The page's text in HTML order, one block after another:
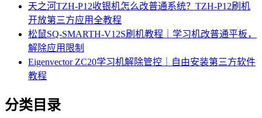
天之河TZH-P12收银机怎么改普通系统？TZH-P12刷机
开放第三方应用全教程
松鼠SQ-SMARTH-V12S刷机教程｜学习机改普通平板，
解除应用限制
Eigenvector ZC20学习机解除管控｜自由安装第三方软件
教程
分类目录